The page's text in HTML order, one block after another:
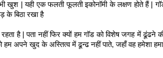
भी खुश | यही एक फलती फूलती इकोनॉमी के लक्षण होते हैं |
के बिठा रखा है
है | पता नहीं फिर क्यों हम गॉड को विशेष जगह में
हम अपने खुद के अस्तित्व में ढून्ढ नहीं पाते, जहाँ वह हमेशा